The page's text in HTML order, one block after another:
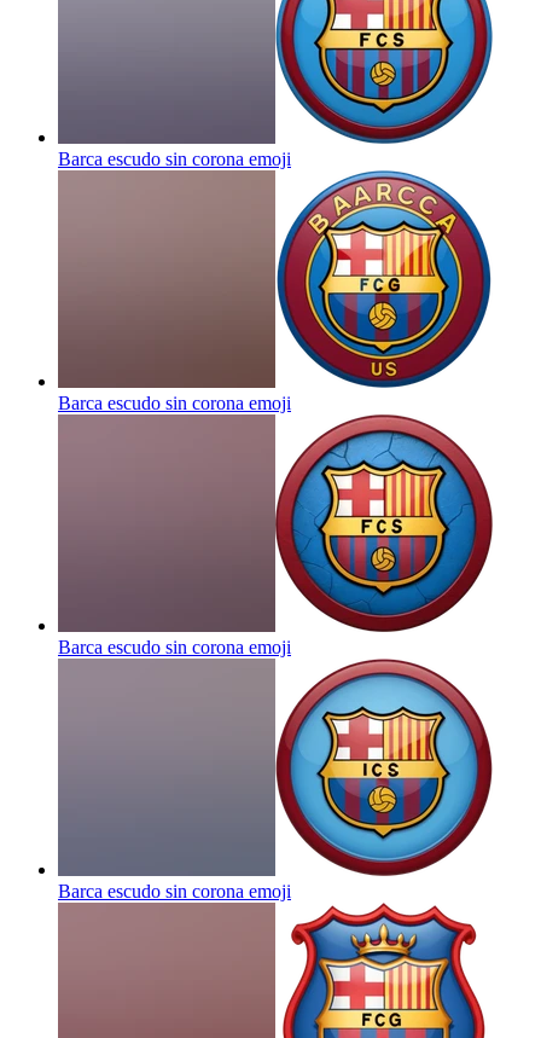
Barca escudo sin corona emoji
Barca escudo sin corona emoji
Barca escudo sin corona emoji
Barca escudo sin corona emoji